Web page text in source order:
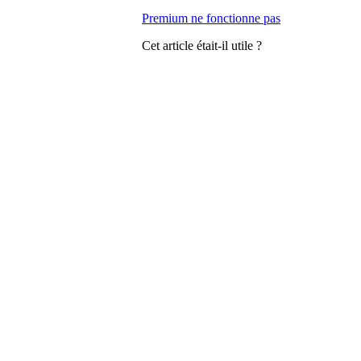
Premium ne fonctionne pas
Cet article était-il utile ?